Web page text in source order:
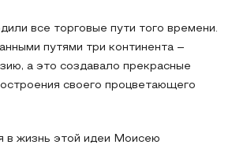
все торговые пути того времени.
путями три континента –
а это создавало прекрасные
своего процветающего
в жизнь этой идеи Моисею